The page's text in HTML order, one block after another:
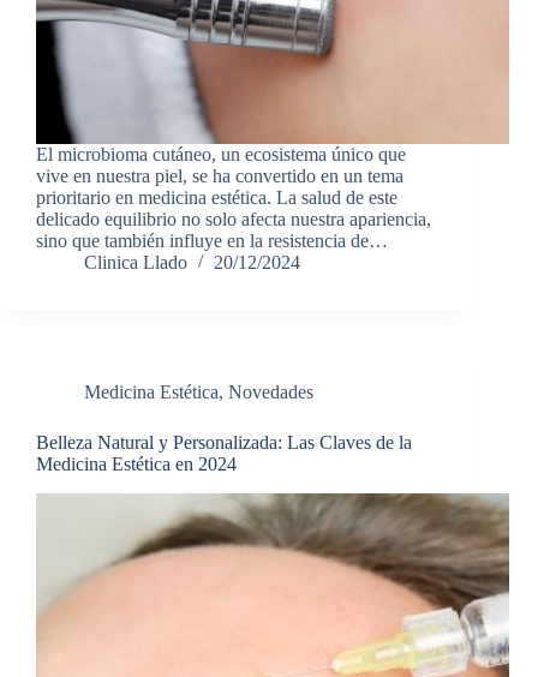
El microbioma cutáneo, un ecosistema único que
vive en nuestra piel, se ha convertido en un tema
prioritario en medicina estética. La salud de este
delicado equilibrio no solo afecta nuestra apariencia,
sino que también influye en la resistencia de…
Clinica Llado
20/12/2024
Medicina Estética, Novedades
Belleza Natural y Personalizada: Las Claves de la
Medicina Estética en 2024